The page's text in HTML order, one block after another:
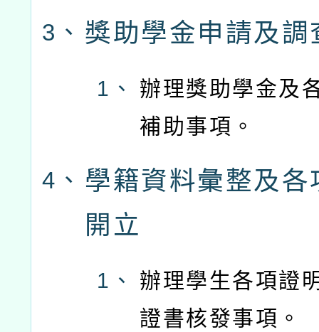
3、 獎助學金申請及調
1、
辦理獎助學金及
補助事項。
4、 學籍資料彙整及各
開立
1、
辦理學生各項證
證書核發事項。